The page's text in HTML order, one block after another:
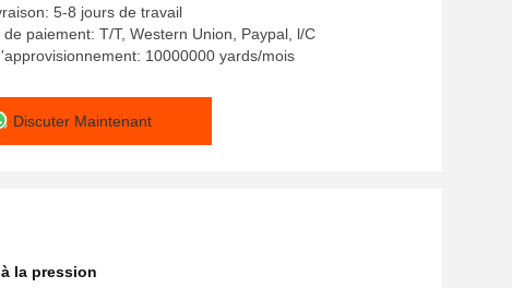
5-8 jours de travail
paiement: T/T, Western Union, Paypal, l/C
10000000 yards/mois
Discuter Maintenant
la pression